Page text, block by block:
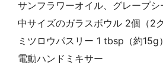
サンフラワーオイル、グレープシ
中サイズのガラスボウル 2個（2
ミツロウパスリー 1 tbsp（約15g）
電動ハンドミキサー